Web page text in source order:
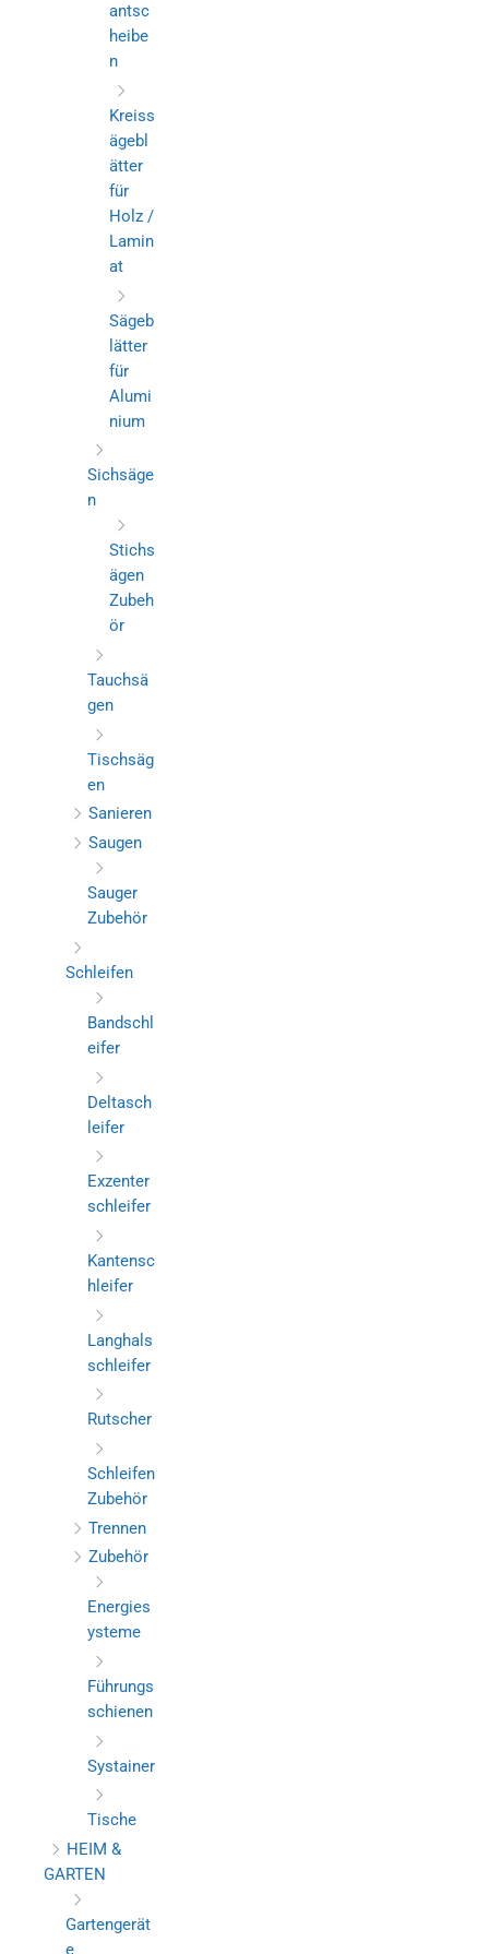
antsc
heibe
n
Kreiss
ägebl
ätter
für
Holz /
Lamin
at
Sägeb
lätter
für
Alumi
nium
Sichsäge
n
Stichs
ägen
Zubeh
ör
Tauchsä
gen
Tischsäg
en
Sanieren
Saugen
Sauger
Zubehör
Schleifen
Bandschl
eifer
Deltasch
leifer
Exzenter
schleifer
Kantensc
hleifer
Langhals
schleifer
Rutscher
Schleifen
Zubehör
Trennen
Zubehör
Energies
ysteme
Führungs
schienen
Systainer
Tische
HEIM &
GARTEN
Gartengerät
e